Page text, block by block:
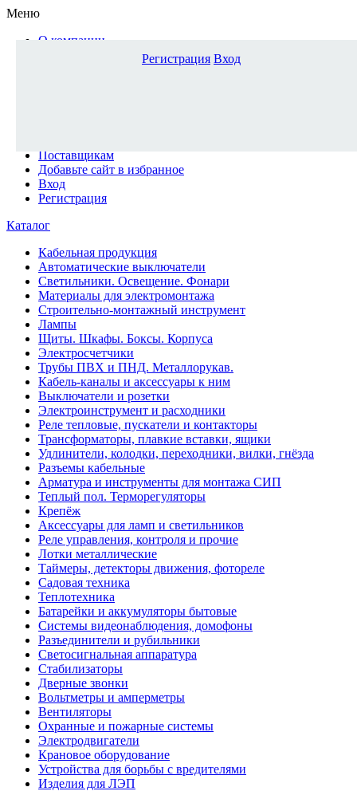
Меню
О компании
Поставщикам
Добавьте сайт в избранное
Вход
Регистрация
Каталог
Кабельная продукция
Автоматические выключатели
Светильники. Освещение. Фонари
Материалы для электромонтажа
Строительно-монтажный инструмент
Лампы
Щиты. Шкафы. Боксы. Корпуса
Электросчетчики
Трубы ПВХ и ПНД. Металлорукав.
Кабель-каналы и аксессуары к ним
Выключатели и розетки
Электроинструмент и расходники
Реле тепловые, пускатели и контакторы
Трансформаторы, плавкие вставки, ящики
Удлинители, колодки, переходники, вилки, гнёзда
Разъемы кабельные
Арматура и инструменты для монтажа СИП
Теплый пол. Терморегуляторы
Крепёж
Аксессуары для ламп и светильников
Реле управления, контроля и прочие
Лотки металлические
Таймеры, детекторы движения, фотореле
Садовая техника
Теплотехника
Батарейки и аккумуляторы бытовые
Системы видеонаблюдения, домофоны
Разъединители и рубильники
Светосигнальная аппаратура
Стабилизаторы
Дверные звонки
Вольтметры и амперметры
Вентиляторы
Охранные и пожарные системы
Электродвигатели
Крановое оборудование
Устройства для борьбы с вредителями
Изделия для ЛЭП
Регистрация Вход